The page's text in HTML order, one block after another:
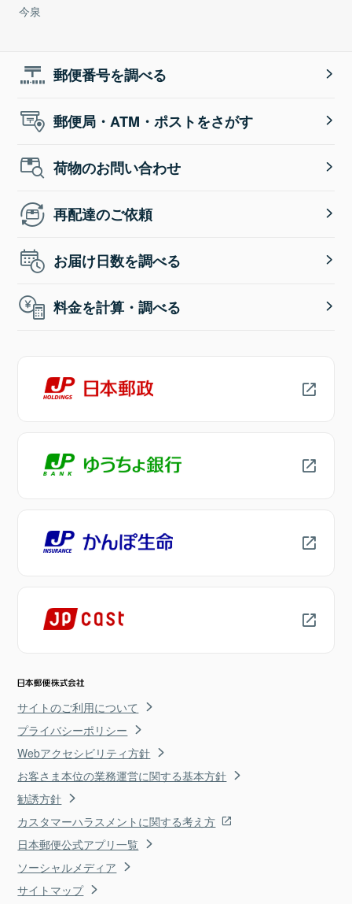
今泉
郵便番号を調べる
郵便局・ATM・ポストをさがす
荷物のお問い合わせ
再配達のご依頼
お届け日数を調べる
料金を計算・調べる
サイトのご利用について
プライバシーポリシー
Webアクセシビリティ方針
お客さま本位の業務運営に関する基本方針
勧誘方針
カスタマーハラスメントに関する考え方
日本郵便公式アプリ一覧
ソーシャルメディア
サイトマップ